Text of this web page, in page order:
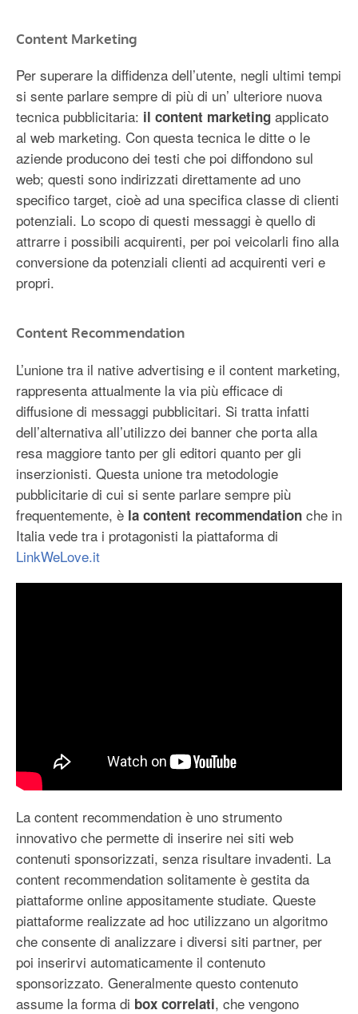
Content Marketing
Per superare la diffidenza dell’utente, negli ultimi tempi
si sente parlare sempre di più di un’ ulteriore nuova
tecnica pubblicitaria: il content marketing applicato
al web marketing. Con questa tecnica le ditte o le
aziende producono dei testi che poi diffondono sul
web; questi sono indirizzati direttamente ad uno
specifico target, cioè ad una specifica classe di clienti
potenziali. Lo scopo di questi messaggi è quello di
attrarre i possibili acquirenti, per poi veicolarli fino alla
conversione da potenziali clienti ad acquirenti veri e
propri.
Content Recommendation
L’unione tra il native advertising e il content marketing,
rappresenta attualmente la via più efficace di
diffusione di messaggi pubblicitari. Si tratta infatti
dell’alternativa all’utilizzo dei banner che porta alla
resa maggiore tanto per gli editori quanto per gli
inserzionisti. Questa unione tra metodologie
pubblicitarie di cui si sente parlare sempre più
frequentemente, è la content recommendation che in
Italia vede tra i protagonisti la piattaforma di
LinkWeLove.it
La content recommendation è uno strumento
innovativo che permette di inserire nei siti web
contenuti sponsorizzati, senza risultare invadenti. La
content recommendation solitamente è gestita da
piattaforme online appositamente studiate. Queste
piattaforme realizzate ad hoc utilizzano un algoritmo
che consente di analizzare i diversi siti partner, per
poi inserirvi automaticamente il contenuto
sponsorizzato. Generalmente questo contenuto
assume la forma di box correlati, che vengono